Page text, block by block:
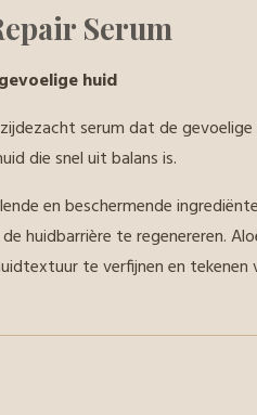
Serum
huid
serum dat de
die snel uit balans is.
en beschermende
huidbarrière te regenereren.
te verfijnen en tekenen